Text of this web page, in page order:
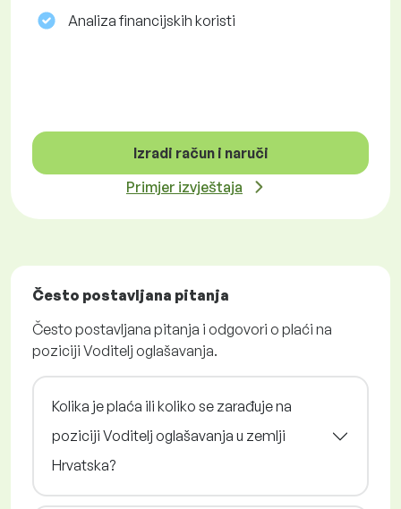
Analiza financijskih koristi
Izradi račun i naruči
Primjer izvještaja
Često postavljana pitanja
Često postavljana pitanja i odgovori o plaći na
poziciji Voditelj oglašavanja.
Kolika je plaća ili koliko se zarađuje na
poziciji Voditelj oglašavanja u zemlji
Hrvatska?